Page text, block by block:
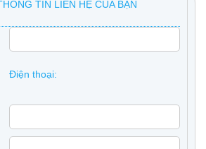
TIN LIÊN HỆ CỦA BẠN
Điện thoại: